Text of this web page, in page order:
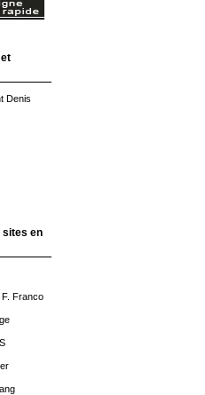
Denis
sites en
Franco